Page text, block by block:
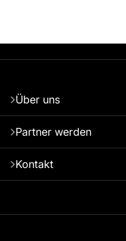
Über uns
Partner werden
Kontakt